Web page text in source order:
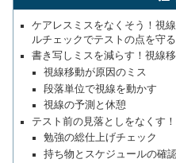
ケアレスミスをなくそう！視
ルチェックでテストの点を守る
書き写しミスを減らす！視線
視線移動が原因のミス
段落単位で視線を動かす
視線の予測と休憩
テスト前の見落としをなくす
勉強の総仕上げチェック
持ち物とスケジュールの確